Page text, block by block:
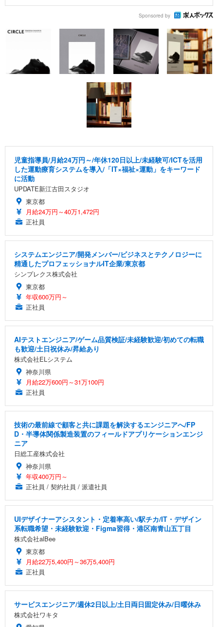
Sponsored by
児童指導員/月給24万円～/年休120日以上/未経験可/ICTを活用
した運動療育システムを導入/「IT×福祉×運動」をキーワード
に活動
UPDATE新江古田スタジオ
東京都
月給24万円～40万1,472円
正社員
システムエンジニア/開発メンバー/ビジネスとテクノロジーに
精通したプロフェッショナルIT企業/東京都
シンプレクス株式会社
東京都
年収600万円～
正社員
AIテストエンジニア/ゲーム品質検証/未経験歓迎/初めての転職
も歓迎/土日祝休み/昇給あり
株式会社ELシステム
神奈川県
月給22万600円～31万100円
正社員
技術の最前線で顧客と共に課題を解決するエンジニアへ/FP
D・半導体関係製造装置のフィールドアプリケーションエンジ
ニア
日総工産株式会社
神奈川県
年収400万円～
正社員 / 契約社員 / 派遣社員
UIデザイナーアシスタント・定着率高い/駅チカ/IT・デザイン
系転職希望・未経験歓迎・Figma習得・港区南青山五丁目
株式会社alBee
東京都
月給22万5,400円～36万5,400円
正社員
サービスエンジニア/週休2日以上/土日両日固定休み/日曜休み
株式会社ワキタ